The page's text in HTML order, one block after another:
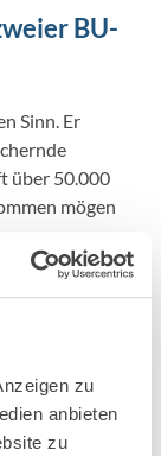
zu
anbieten
zu
BU-
Sinn. Er
über 50.000
mögen
empfiehlt
ein